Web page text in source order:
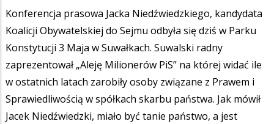
Konferencja prasowa Jacka Niedźwiedzkiego, kandydata
Koalicji Obywatelskiej do Sejmu odbyła się dziś w Parku
Konstytucji 3 Maja w Suwałkach. Suwalski radny
zaprezentował „Aleję Milionerów PiS” na której widać ile
w ostatnich latach zarobiły osoby związane z Prawem i
Sprawiedliwością w spółkach skarbu państwa. Jak mówił
Jacek Niedźwiedzki, miało być tanie państwo, a jest